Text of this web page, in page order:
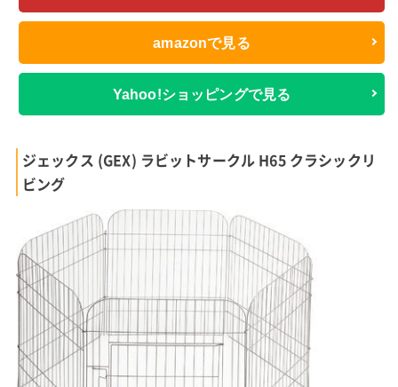
amazonで見る
Yahoo!ショッピングで見る
ジェックス (GEX) ラビットサークル H65 クラシックリ
ビング